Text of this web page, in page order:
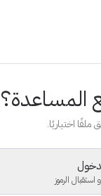
ملفًا اختياريًا.
الرموز